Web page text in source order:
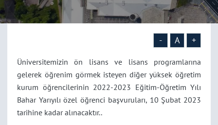
- A +
Üniversitemizin ön lisans ve lisans programlarına
gelerek öğrenim görmek isteyen diğer yüksek öğretim
kurum öğrencilerinin 2022-2023 Eğitim-Öğretim Yılı
Bahar Yarıyılı özel öğrenci başvuruları, 10 Şubat 2023
tarihine kadar alınacaktır..